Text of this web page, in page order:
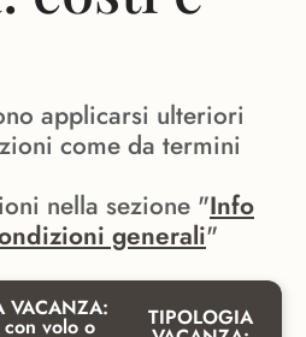
applicarsi ulteriori
come da termini
nella sezione "Info
generali"
VACANZA:
volo o TIPOLOGIA